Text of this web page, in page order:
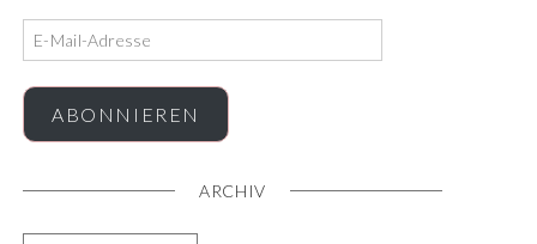
ABONNIEREN
ARCHIV